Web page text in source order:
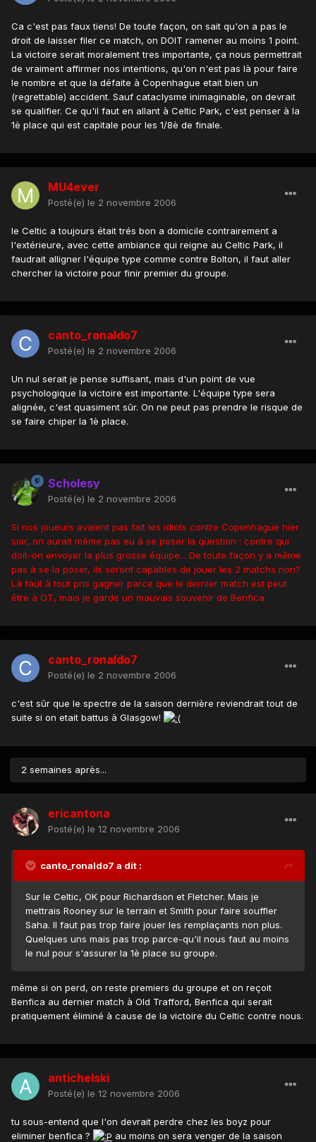
Ca c'est pas faux tiens! De toute façon, on sait qu'on a pas le
droit de laisser filer ce match, on DOIT ramener au moins 1 point.
La victoire serait moralement tres importante, ça nous permettrait
de vraiment affirmer nos intentions, qu'on n'est pas là pour faire
le nombre et que la défaite à Copenhague etait bien un
(regrettable) accident. Sauf cataclysme inimaginable, on devrait
se qualifier. Ce qu'il faut en allant à Celtic Park, c'est penser à la
1è place qui est capitale pour les 1/8è de finale.
MU4ever
Posté(e) le 2 novembre 2006
le Celtic a toujours était trés bon a domicile contrairement a
l'extérieure, avec cette ambiance qui reigne au Celtic Park, il
faudrait alligner l'équipe type comme contre Bolton, il faut aller
chercher la victoire pour finir premier du groupe.
canto_ronaldo7
Posté(e) le 2 novembre 2006
Un nul serait je pense suffisant, mais d'un point de vue
psychologique la victoire est importante. L'équipe type sera
alignée, c'est quasiment sûr. On ne peut pas prendre le risque de
se faire chiper la 1è place.
Scholesy
Posté(e) le 2 novembre 2006
Si nos joueurs avaient pas fait les idiots contre Copenhague hier
soir, on aurait même pas eu à se poser la question : contre qui
doit-on envoyer la plus grosse équipe... De toute façon y a même
pas à se la poser, ils seront capables de jouer les 2 matchs non?
Là faut à tout pris gagner parce que le dernier match est peut
être à OT, mais je garde un mauvais souvenir de Benfica.
canto_ronaldo7
Posté(e) le 2 novembre 2006
c'est sûr que le spectre de la saison dernière reviendrait tout de
suite si on etait battus à Glasgow!
2 semaines après...
ericantona
Posté(e) le 12 novembre 2006
canto_ronaldo7 a dit :
Sur le Celtic, OK pour Richardson et Fletcher. Mais je
mettrais Rooney sur le terrain et Smith pour faire souffler
Saha. Il faut pas trop faire jouer les remplaçants non plus.
Quelques uns mais pas trop parce-qu'il nous faut au moins
le nul pour s'assurer la 1è place su groupe.
même si on perd, on reste premiers du groupe et on reçoit
Benfica au dernier match à Old Trafford, Benfica qui serait
pratiquement éliminé à cause de la victoire du Celtic contre nous.
antichelski
Posté(e) le 12 novembre 2006
tu sous-entend que l'on devrait perdre chez les boyz pour
eliminer benfica ?
au moins on sera venger de la saison